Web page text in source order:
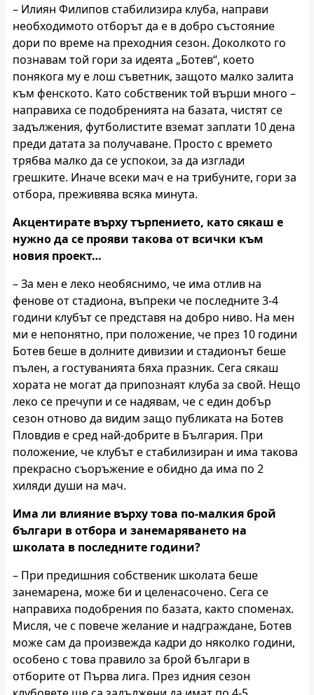
– Илиян Филипов стабилизира клуба, направи
необходимото отборът да е в добро състояние
дори по време на преходния сезон. Доколкото го
познавам той гори за идеята „Ботев“, което
понякога му е лош съветник, защото малко залита
към фенското. Като собственик той върши много –
направиха се подобренията на базата, чистят се
задължения, футболистите вземат заплати 10 дена
преди датата за получаване. Просто с времето
трябва малко да се успокои, за да изглади
грешките. Иначе всеки мач е на трибуните, гори за
отбора, преживява всяка минута.
Акцентирате върху търпението, като сякаш е
нужно да се прояви такова от всички към
новия проект…
– За мен е леко необяснимо, че има отлив на
фенове от стадиона, въпреки че последните 3-4
години клубът се представя на добро ниво. На мен
ми е непонятно, при положение, че през 10 години
Ботев беше в долните дивизии и стадионът беше
пълен, а гостуванията бяха празник. Сега сякаш
хората не могат да припознаят клуба за свой. Нещо
леко се пречупи и се надявам, че с един добър
сезон отново да видим защо публиката на Ботев
Пловдив е сред най-добрите в България. При
положение, че клубът е стабилизиран и има такова
прекрасно съоръжение е обидно да има по 2
хиляди души на мач.
Има ли влияние върху това по-малкия брой
българи в отбора и занемаряването на
школата в последните години?
– При предишния собственик школата беше
занемарена, може би и целенасочено. Сега се
направиха подобрения по базата, както споменах.
Мисля, че с повече желание и надграждане, Ботев
може сам да произвежда кадри до няколко години,
особено с това правило за брой българи в
отборите от Първа лига. През идния сезон